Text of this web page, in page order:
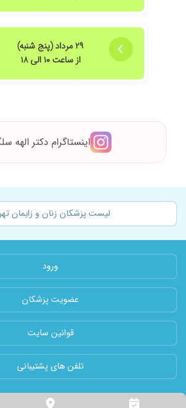
۲۹ مرداد (پنج شنبه)
از ساعت ۱۰ الی ۱۸
اینستاگرام دکتر الهه
لیست پزشکان زنان و زایمان
ورود
عضویت پزشکان
قوانین سایت
تلفن های پشتیبانی